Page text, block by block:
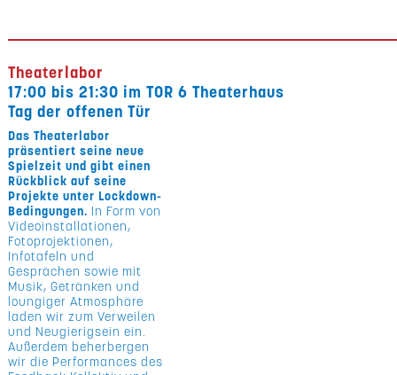
Theaterlabor
17:00 bis 21:30 im TOR 6 Theaterhaus
Tag der offenen Tür
Das Theaterlabor
präsentiert seine neue
Spielzeit und gibt einen
Rückblick auf seine
Projekte unter Lockdown-
Bedingungen. In Form von
Videoinstallationen,
Fotoprojektionen,
Infotafeln und
Gesprächen sowie mit
Musik, Getränken und
loungiger Atmosphäre
laden wir zum Verweilen
und Neugierigsein ein.
Außerdem beherbergen
wir die Performances des